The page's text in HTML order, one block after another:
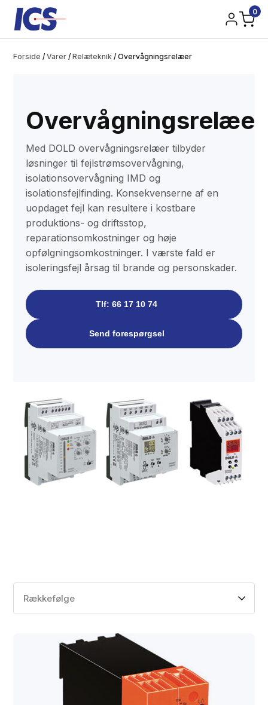
0
Forside /Varer /Relæteknik /Overvågningsrelæer
Overvågningsrelæer
Med DOLD overvågningsrelæer tilbyder
løsninger til fejlstrømsovervågning,
isolationsovervågning IMD og
isolationsfejlfinding. Konsekvenserne af en
uopdaget fejl kan resultere i kostbare
produktions- og driftsstop,
reparationsomkostninger og høje
opfølgningsomkostninger. I værste fald er
isoleringsfejl årsag til brande og personskader.
Tlf: 66 17 10 74
Send forespørgsel